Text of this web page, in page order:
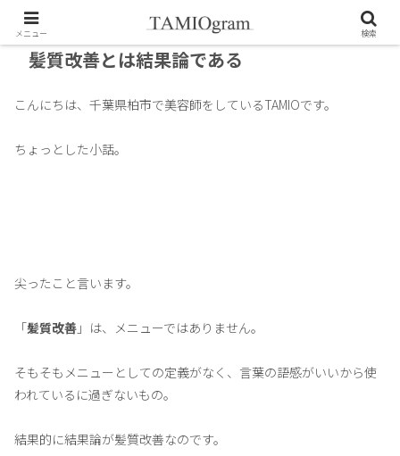
髪質改善とは結果論である
こんにちは、千葉県柏市で美容師をしているTAMIOです。
ちょっとした小話。
尖ったこと言います。
「髪質改善 」は、メニューではありません。
そもそもメニューとしての定義がなく、言葉の語感がいいから使
われているに過ぎないもの。
結果的に結果論が髪質改善なのです。
メニュー 検索